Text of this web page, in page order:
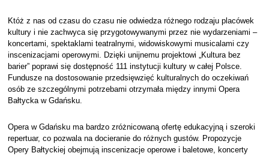
Któż z nas od czasu do czasu nie odwiedza różnego rodzaju placówek
kultury i nie zachwyca się przygotowywanymi przez nie wydarzeniami –
koncertami, spektaklami teatralnymi, widowiskowymi musicalami czy
inscenizacjami operowymi. Dzięki unijnemu projektowi „Kultura bez
barier” poprawi się dostępność 111 instytucji kultury w całej Polsce.
Fundusze na dostosowanie przedsięwzięć kulturalnych do oczekiwań
osób ze szczególnymi potrzebami otrzymała między innymi Opera
Bałtycka w Gdańsku.
Opera w Gdańsku ma bardzo zróżnicowaną ofertę edukacyjną i szeroki
repertuar, co pozwala na docieranie do różnych gustów. Propozycje
Opery Bałtyckiej obejmują inscenizacje operowe i baletowe, koncerty